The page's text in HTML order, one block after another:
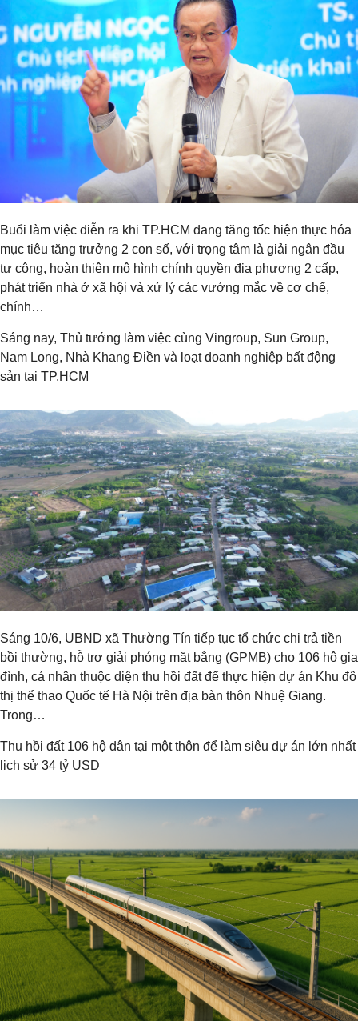
Buổi làm việc diễn ra khi TP.HCM đang tăng tốc hiện thực hóa
mục tiêu tăng trưởng 2 con số, với trọng tâm là giải ngân đầu
tư công, hoàn thiện mô hình chính quyền địa phương 2 cấp,
phát triển nhà ở xã hội và xử lý các vướng mắc về cơ chế,
chính…
Sáng nay, Thủ tướng làm việc cùng Vingroup, Sun Group,
Nam Long, Nhà Khang Điền và loạt doanh nghiệp bất động
sản tại TP.HCM
Sáng 10/6, UBND xã Thường Tín tiếp tục tổ chức chi trả tiền
bồi thường, hỗ trợ giải phóng mặt bằng (GPMB) cho 106 hộ gia
đình, cá nhân thuộc diện thu hồi đất để thực hiện dự án Khu đô
thị thể thao Quốc tế Hà Nội trên địa bàn thôn Nhuệ Giang.
Trong…
Thu hồi đất 106 hộ dân tại một thôn để làm siêu dự án lớn nhất
lịch sử 34 tỷ USD